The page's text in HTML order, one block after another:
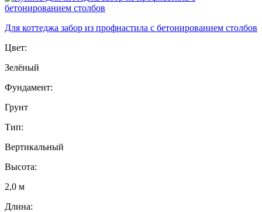
Для коттеджа забор из профнастила с бетонированием столбов
Цвет:
Зелёный
Фундамент:
Грунт
Тип:
Вертикальный
Высота:
2,0 м
Длина: